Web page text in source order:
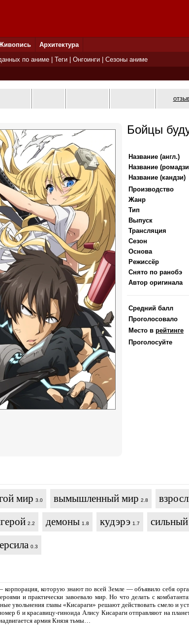
Архитектура
по аниме Теги Онгоинги
Сезоны аниме
Бойцы
Название (англ.)
Название
Название (кандзи)
Производство
Жанр
Тип
Выпуск
Трансляция
Сезон
Основа
Режиссёр
Снято по ранобэ
Автор оригинала
Средний балл
Проголосовало
Место в рейтинге
Проголосуйте
мир 3.0 вымышленный мир 2.8
2.2 демоны 1.8 кудэрэ 1.7
0.3
которую знают по всей Земле — объявило себя
и практически завоевало мир. Но что делать с
увольнения главы «Кисараги» решают действовать смело и
6 и красавицу-гиноида Алису Кисараги отправляют на
армия Князя тьмы…